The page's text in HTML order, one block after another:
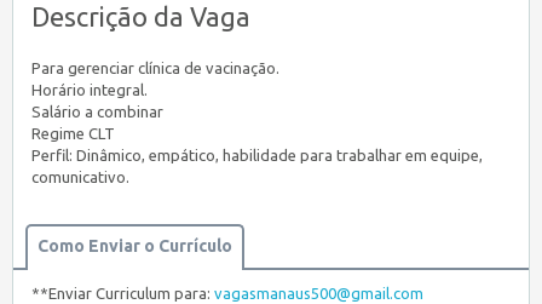
Descrição da Vaga
Para gerenciar clínica de vacinação.
Horário integral.
Salário a combinar
Regime CLT
Perfil: Dinâmico, empático, habilidade para trabalhar em equipe,
comunicativo.
Como Enviar o Currículo
**Enviar Curriculum para: vagasmanaus500@gmail.com